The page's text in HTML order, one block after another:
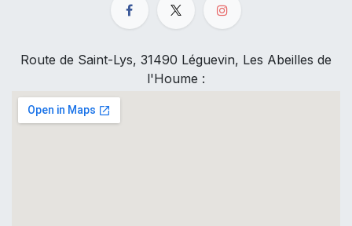
Route de Saint-Lys, 31490 Léguevin, Les Abeilles de
l'Houme :